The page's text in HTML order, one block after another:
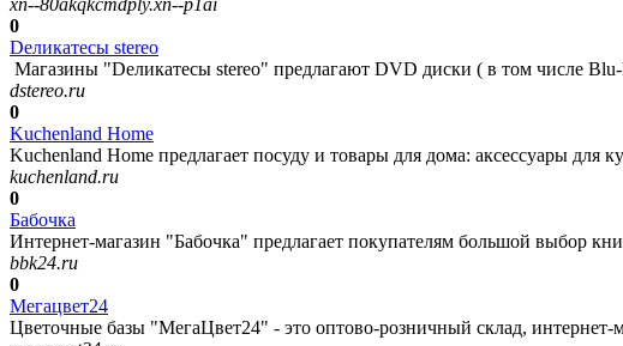
xn--80akqkcmdply.xn--p1ai
0
Dеликатесы stereo
Магазины "Dеликатесы stereo" предлагают DVD диски ( в том числе
dstereo.ru
0
Kuchenland Home
Kuchenland Home предлагает посуду и товары для дома: аксессуары для
kuchenland.ru
0
Бабочка
Интернет-магазин "Бабочка" предлагает покупателям большой выбор
bbk24.ru
0
Мегацвет24
Цветочные базы "МегаЦвет24" - это оптово-розничный склад, интернет-